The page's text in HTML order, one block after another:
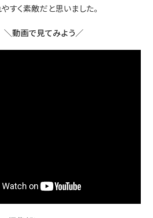
すく素敵だと思いました。
＼動画で見てみよう／